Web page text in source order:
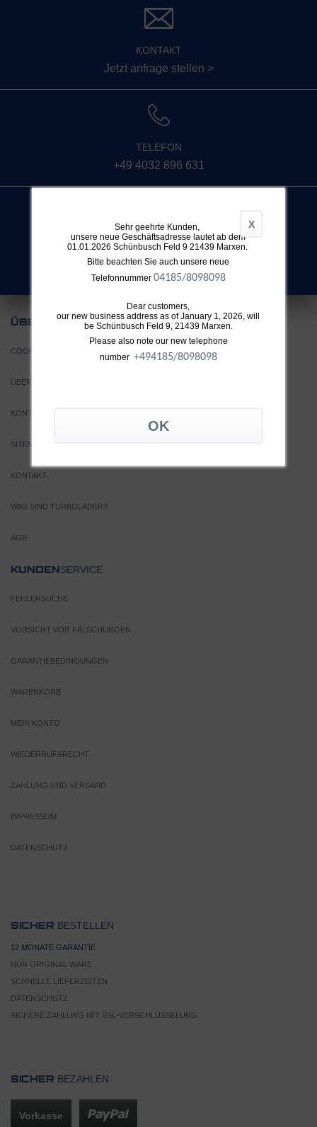
X
Sehr geehrte Kunden,
unsere neue Geschäftsadresse lautet ab dem
01.01.2026 Schünbusch Feld 9 21439 Marxen.
Bitte beachten Sie auch unsere neue
Telefonnummer 04185/8098098
Dear customers,
our new business address as of January 1, 2026, will
be Schünbusch Feld 9, 21439 Marxen.
Please also note our new telephone
number +494185/8098098
KONTAKT
Jetzt anfrage stellen >
TELEFON
+49 4032 896 631
SUCHE
Nicht fündig geworden?
ÜBER UNS
COOKIE EINSTELLUNGEN
ÜBER TTH
KONTAKT
SITEMAP
KONTAKT
WAS SIND TURBOLADER?
AGB
KUNDENSERVICE
FEHLERSUCHE
VORSICHT VOR FÄLSCHUNGEN
GARANTIEBEDINGUNGEN
WARENKORB
MEIN KONTO
WIEDERRUFSRECHT
ZAHLUNG UND VERSAND
IMPRESSUM
DATENSCHUTZ
SICHER BESTELLEN
12 MONATE GARANTIE
NUR ORIGINAL WARE
SCHNELLE LIEFERZEITEN
DATENSCHUTZ
SICHERE ZAHLUNG MIT SSL-VERSCHLÜSSELUNG
SICHER BEZAHLEN
Vorkasse